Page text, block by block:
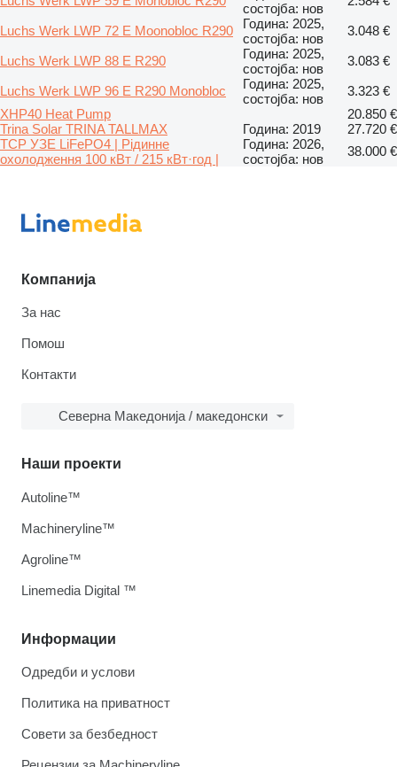
состојба: нов
Luchs Werk LWP 72 E Moonobloc R290
Година: 2025,
состојба: нов
3.048 €
Luchs Werk LWP 88 E R290
Година: 2025,
состојба: нов
3.083 €
Luchs Werk LWP 96 E R290 Monobloc
Година: 2025,
состојба: нов
3.323 €
XHP40 Heat Pump
20.850 €
Trina Solar TRINA TALLMAX
Година: 2019
27.720 €
TCP УЗЕ LiFePO4 | Рідинне
охолодження 100 кВт / 215 кВт·год |
Година: 2026,
состојба: нов
38.000 €
Компанија
За нас
Помош
Контакти
Северна Македонија / македонски
Информации
Одредби и услови
Политика на приватност
Совети за безбедност
Наши проекти
Autoline™
Machineryline™
Agroline™
Linemedia Digital ™